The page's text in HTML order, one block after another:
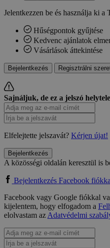
Jelentkezzen be és használja ki
Hűségpontok gyűjtése
Kedvenc ajánlatok
Vásárlások áttekintése
Bejelentkezés Regisztrálni
Sajnáljuk, de ez a jelszó
Elfelejtette jelszavát? Kérjen újat!
Bejelentkezés
A közösségi oldalán keresztül is
Bejelentkezés Facebook
Facebook vagy Google fiókkal
kijelentem, hogy elfogadom a
elolvastam azAdatvédelmi